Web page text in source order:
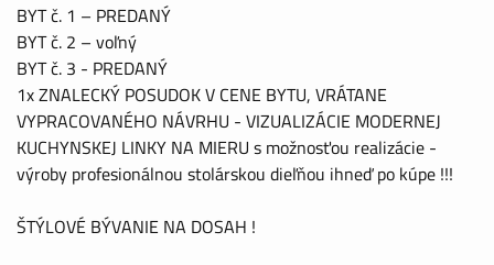
BYT č. 1 – PREDANÝ
BYT č. 2 – voľný
BYT č. 3 - PREDANÝ
1x ZNALECKÝ POSUDOK V CENE BYTU, VRÁTANE
VYPRACOVANÉHO NÁVRHU - VIZUALIZÁCIE MODERNEJ
KUCHYNSKEJ LINKY NA MIERU s možnosťou realizácie -
výroby profesionálnou stolárskou dieľňou ihneď po kúpe !!!
ŠTÝLOVÉ BÝVANIE NA DOSAH !